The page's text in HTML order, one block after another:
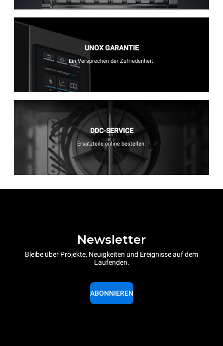
UNOX GARANTIE
Ein Versprechen der Zufriedenheit.
DDC-SERVICE
Ersatzteile online bestellen.
Newsletter
Bleibe über Projekte, Neuigkeiten und Ereignisse auf dem
Laufenden.
ABONNIEREN